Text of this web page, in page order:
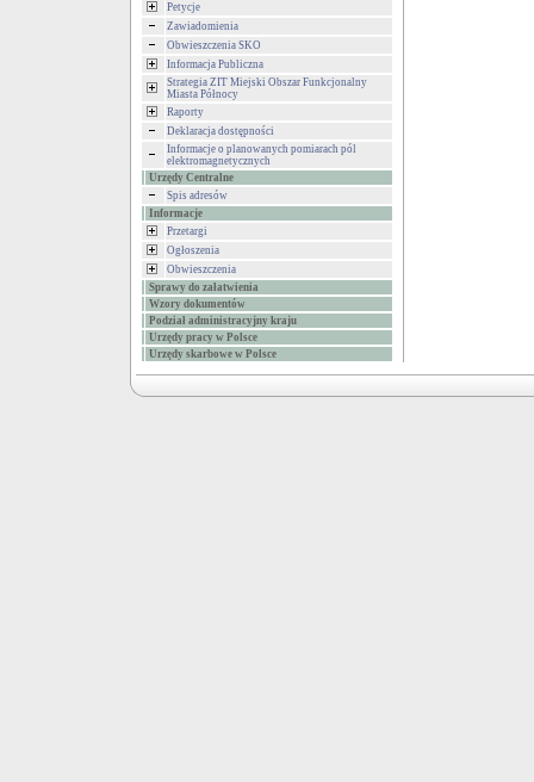
Petycje
Zawiadomienia
Obwieszczenia SKO
Informacja Publiczna
Strategia ZIT Miejski Obszar Funkcjonalny
Miasta Północy
Raporty
Deklaracja dostępności
Informacje o planowanych pomiarach pól
elektromagnetycznych
Urzędy Centralne
Spis adresów
Informacje
Przetargi
Ogłoszenia
Obwieszczenia
Sprawy do załatwienia
Wzory dokumentów
Podział administracyjny kraju
Urzędy pracy w Polsce
Urzędy skarbowe w Polsce